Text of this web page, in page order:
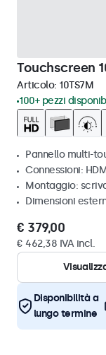
Touchscreen
Articolo: 10TS7M
100+ pezzi
Pannello multi-
Connessioni:
Montaggio:
Dimensioni
€ 379,00
€ 462,38 IVA incl.
Disponibilità a
lungo termine